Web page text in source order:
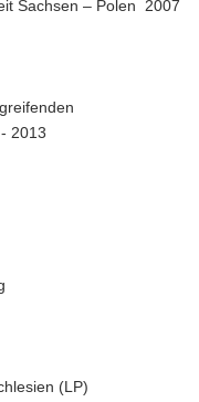
Sachsen – Polen 2007
2013
(LP)